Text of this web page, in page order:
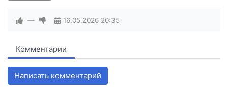
— 16.05.2026 20:35
Комментарии
Написать комментарий